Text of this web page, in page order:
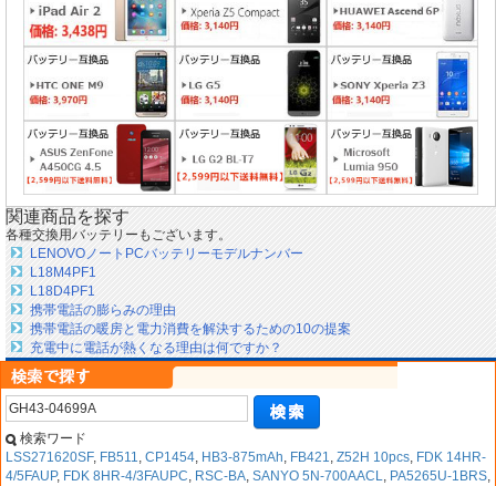
関連商品を探す
各種交換用バッテリーもございます。
LENOVOノートPCバッテリーモデルナンバー
L18M4PF1
L18D4PF1
携帯電話の膨らみの理由
携帯電話の暖房と電力消費を解決するための10の提案
充電中に電話が熱くなる理由は何ですか？
検索ワード
LSS271620SF, FB511, CP1454, HB3-875mAh, FB421, Z52H 10pcs, FDK 14HR-
4/5FAUP, FDK 8HR-4/3FAUPC, RSC-BA, SANYO 5N-700AACL, PA5265U-1BRS,